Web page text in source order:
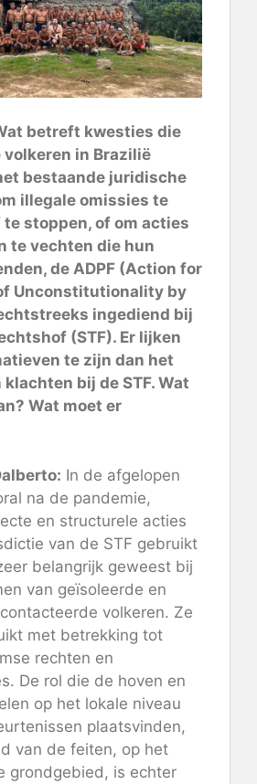
betreft kwesties die
volkeren in Brazilië
bestaande juridische
illegale omissies te
stoppen, of om acties
te vechten die hun
de ADPF (Action for
Unconstitutionality by
ingediend bij
(STF). Er lijken
te zijn dan het
bij de STF. Wat
Wat moet er
In de afgelopen
na de pandemie,
en structurele acties
van de STF gebruikt
belangrijk geweest bij
van geïsoleerde en
volkeren. Ze
met betrekking tot
rechten en
De rol die de hoven en
op het lokale niveau
plaatsvinden,
van de feiten, op het
grondgebied, is echter